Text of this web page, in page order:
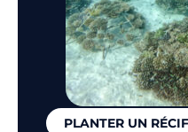
PLANTER UN